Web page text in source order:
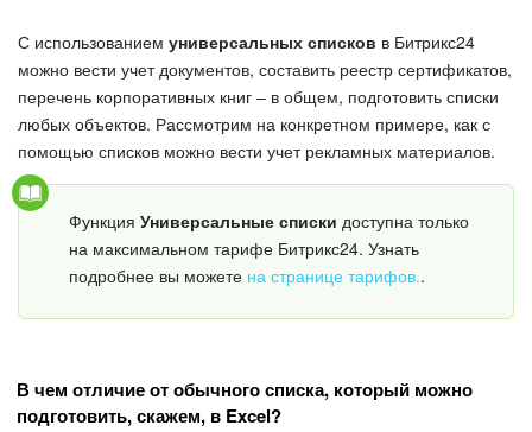
Тарифы и оплата
С чего начать
AI в Битрикс24
Вайбкод
Проекты AI
С использованием универсальных списков в Битрикс24
можно вести учет документов, составить реестр сертификатов,
перечень корпоративных книг – в общем, подготовить списки
любых объектов. Рассмотрим на конкретном примере, как с
помощью списков можно вести учет рекламных материалов.
Функция Универсальные списки доступна только
на максимальном тарифе Битрикс24. Узнать
подробнее вы можете на странице тарифов..
В чем отличие от обычного списка, который можно
подготовить, скажем, в Excel?